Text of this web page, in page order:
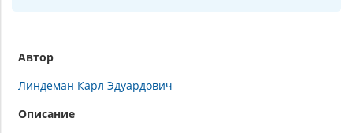
Автор
Линдеман Карл Эдуардович
Описание